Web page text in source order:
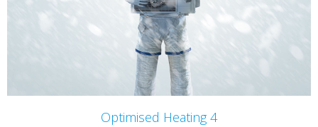
Optimised Heating 4